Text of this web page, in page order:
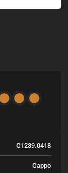
G1239.0418
Gappo